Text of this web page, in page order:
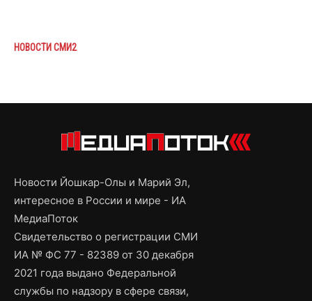
НОВОСТИ СМИ2
Новости Йошкар-Олы и Марий Эл,
интересное в России и мире - ИА
МедиаПоток
Свидетельство о регистрации СМИ
ИА № ФС 77 - 82389 от 30 декабря
2021 года выдано Федеральной
службы по надзору в сфере связи,